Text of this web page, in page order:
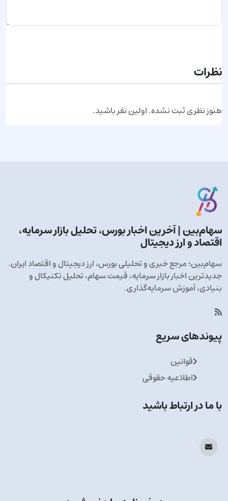
نظرات
هنوز نظری ثبت نشده. اولین نفر باشید.
سهام‌بین | آخرین اخبار بورس، تحلیل بازار سرمایه،
اقتصاد و ارز دیجیتال
سهام‌بین؛ مرجع خبری و تحلیلی بورس، ارز دیجیتال و اقتصاد ایران.
جدیدترین اخبار بازار سرمایه، قیمت سهام، تحلیل تکنیکال و
بنیادی، آموزش سرمایه‌گذاری.
پیوندهای سریع
قوانین
اطلاعیه حقوقی
با ما در ارتباط باشید